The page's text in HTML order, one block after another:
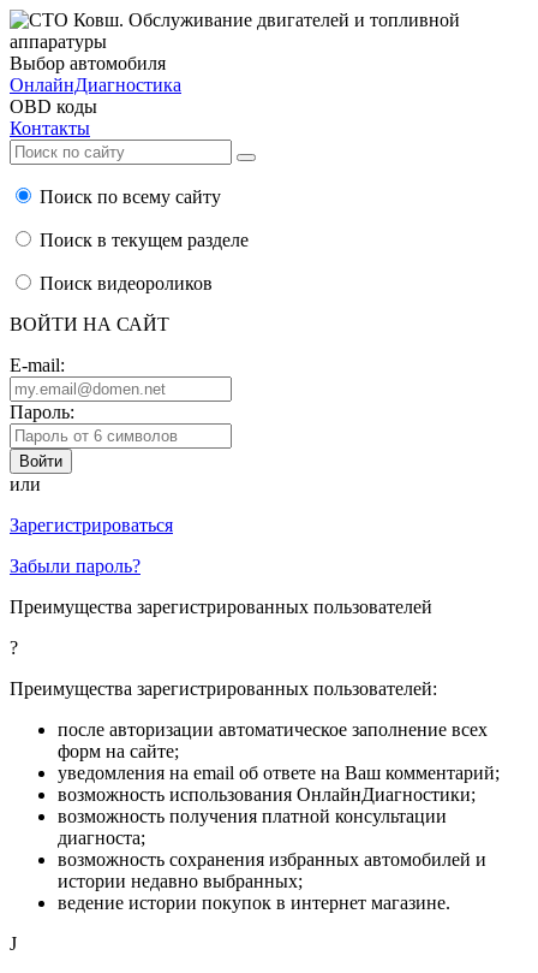
Выбор автомобиля
ОнлайнДиагностика
OBD коды
Контакты
Поиск по всему сайту
Поиск в текущем разделе
Поиск видеороликов
ВОЙТИ НА САЙТ
E-mail:
Пароль:
или
Зарегистрироваться
Забыли пароль?
Преимущества зарегистрированных пользователей
?
Преимущества зарегистрированных пользователей:
после авторизации автоматическое заполнение всех
форм на сайте;
уведомления на email об ответе на Ваш комментарий;
возможность использования ОнлайнДиагностики;
возможность получения платной консультации
диагноста;
возможность сохранения избранных автомобилей и
истории недавно выбранных;
ведение истории покупок в интернет магазине.
J